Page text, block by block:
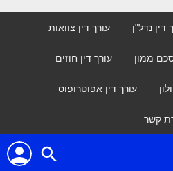
דין נדל"ן עורך דין צוואות
ממון עורך דין חוזים
עורך דין אפוטרופוס
קשר
search
person